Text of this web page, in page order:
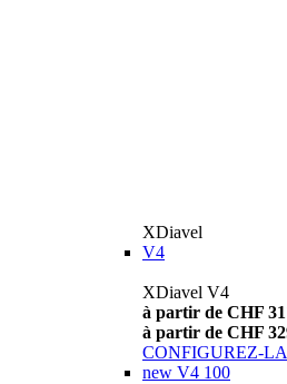
XDiavel
V4
XDiavel V4
à partir de CHF
à partir de CHF
CONFIGUREZ-LA
new V4 100